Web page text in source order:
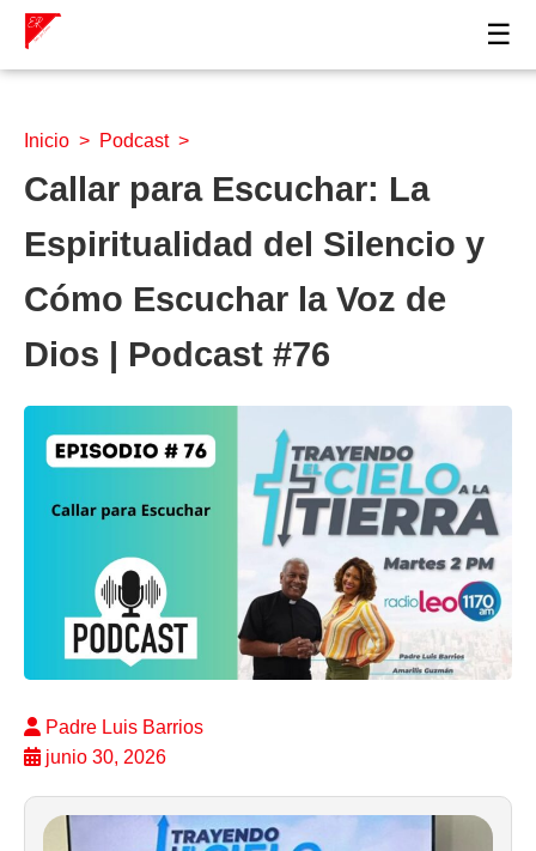
☰
Inicio > Podcast>
Callar para Escuchar: La
Espiritualidad del Silencio y
Cómo Escuchar la Voz de
Dios | Podcast #76
Padre Luis Barrios
junio 30, 2026